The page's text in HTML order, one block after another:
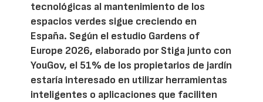
tecnológicas al mantenimiento de los
espacios verdes sigue creciendo en
España. Según el estudio Gardens of
Europe 2026, elaborado por Stiga junto con
YouGov, el 51% de los propietarios de jardín
estaría interesado en utilizar herramientas
inteligentes o aplicaciones que faciliten